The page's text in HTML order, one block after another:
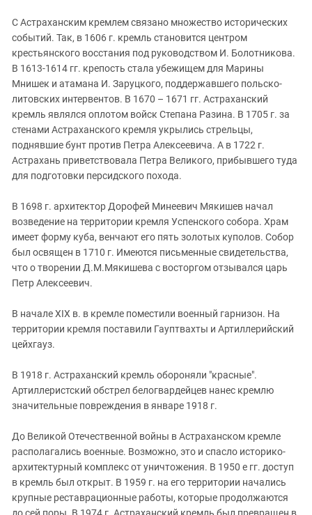
С Астраханским кремлем связано множество исторических
событий. Так, в 1606 г. кремль становится центром
крестьянского восстания под руководством И. Болотникова.
В 1613-1614 гг. крепость стала убежищем для Марины
Мнишек и атамана И. Заруцкого, поддержавшего польско-
литовских интервентов. В 1670 – 1671 гг. Астраханский
кремль являлся оплотом войск Степана Разина. В 1705 г. за
стенами Астраханского кремля укрылись стрельцы,
поднявшие бунт против Петра Алексеевича. А в 1722 г.
Астрахань приветствовала Петра Великого, прибывшего туда
для подготовки персидского похода.
В 1698 г. архитектор Дорофей Минеевич Мякишев начал
возведение на территории кремля Успенского собора. Храм
имеет форму куба, венчают его пять золотых куполов. Собор
был освящен в 1710 г. Имеются письменные свидетельства,
что о творении Д.М.Мякишева с восторгом отзывался царь
Петр Алексеевич.
В началеXIX в. в кремле поместили военный гарнизон. На
территории кремля поставили Гауптвахты и Артиллерийский
цейхгауз.
В 1918 г. Астраханский кремль обороняли "красные".
Артиллеристский обстрел белогвардейцев нанес кремлю
значительные повреждения в январе 1918 г.
До Великой Отечественной войны в Астраханском кремле
располагались военные. Возможно, это и спасло историко-
архитектурный комплекс от уничтожения. В 1950 е гг. доступ
в кремль был открыт. В 1959 г. на его территории начались
крупные реставрационные работы, которые продолжаются